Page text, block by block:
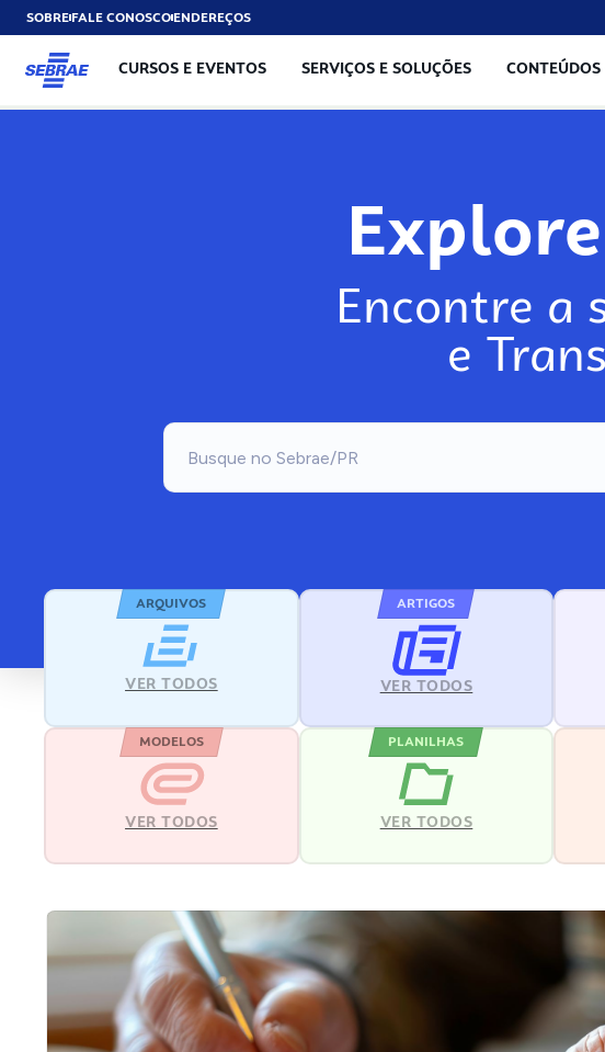
SOBREFALE CONOSCOENDEREÇOS
CURSOS E EVENTOS SERVIÇOS E SOLUÇÕES
Explore
Encontre a
e
ARQUIVOS
VER TODOS
ARTIGOS
VER TODOS
MODELOS
VER TODOS
PLANILHAS
VER TODOS